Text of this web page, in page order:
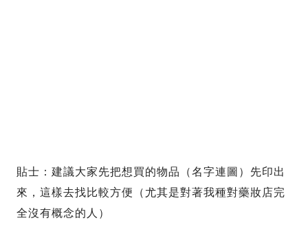
貼士：建議大家先把想買的物品（名字連圖）先印出
來，這樣去找比較方便（尤其是對著我種對藥妝店完
全沒有概念的人）